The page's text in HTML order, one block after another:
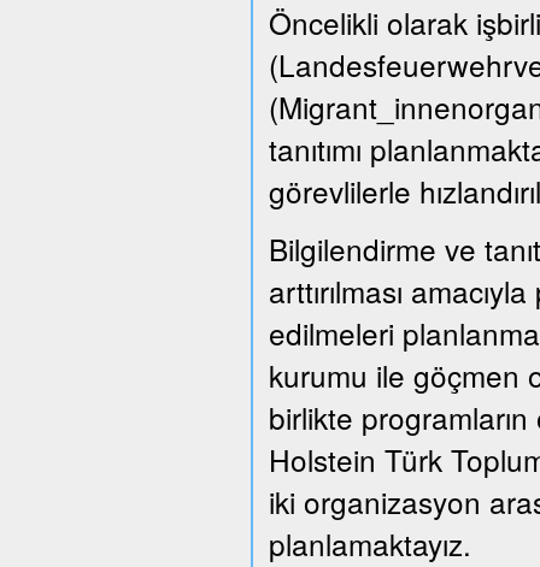
Öncelikli olarak
tanıtımı
görevlilerle
Bilgilendirme ve
arttırılması
edilmeleri
kurumu ile göçmen
birlikte
Holstein Türk
iki organizasyon
planlamaktayız.